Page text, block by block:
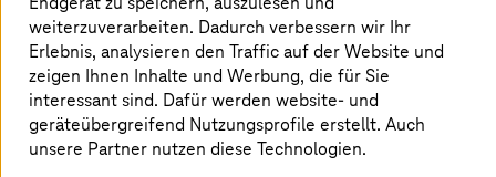
Im öffentlichen Verkehr dreht sich alles um die
Fahrgäste. Dennoch ist es eine komplexe
Herausforderung, vor dem Hintergrund zunehmender
Urbanisierung und ganz unterschiedlicher
Mobilitätsbedürfnisse den Kunden eine herausragende
Customer Experience zu bieten. Egal ob in der Stadt
T-Systems
weiterzuverarbeiten. Dadurch verbessern wir Ihr
Erlebnis, analysieren den Traffic auf der Website und
zeigen Ihnen Inhalte und Werbung, die für Sie
interessant sind. Dafür werden website- und
geräteübergreifend Nutzungsprofile erstellt. Auch
unsere Partner nutzen diese Technologien.